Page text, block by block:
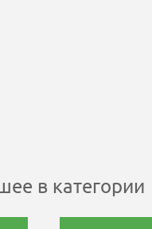
в категории